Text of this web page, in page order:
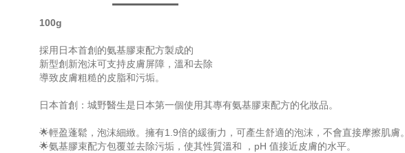
100g
採用日本首創的氨基膠束配方製成的
新型創新泡沫可支持皮膚屏障，溫和去除
導致皮膚粗糙的皮脂和污垢。
日本首創：城野醫生是日本第一個使用其專有氨基膠束配方的化妝品。
🌟輕盈蓬鬆，泡沫細緻。擁有1.9倍的緩衝力，可產生舒適的泡沫，不會直接摩擦肌膚。
🌟氨基膠束配方包覆並去除污垢，使其性質溫和 ，pH 值接近皮膚的水平。